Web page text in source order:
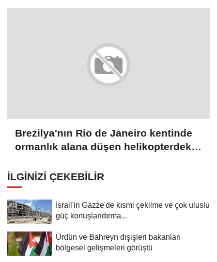
Brezilya'nın Rio de Janeiro kentinde
ormanlık alana düşen helikopterdeki
İLGINIZI ÇEKEBILIR
İsrail'in Gazze'de kısmi çekilme ve çok uluslu
güç konuşlandırma...
Ürdün ve Bahreyn dışişleri bakanları
bölgesel gelişmeleri görüştü